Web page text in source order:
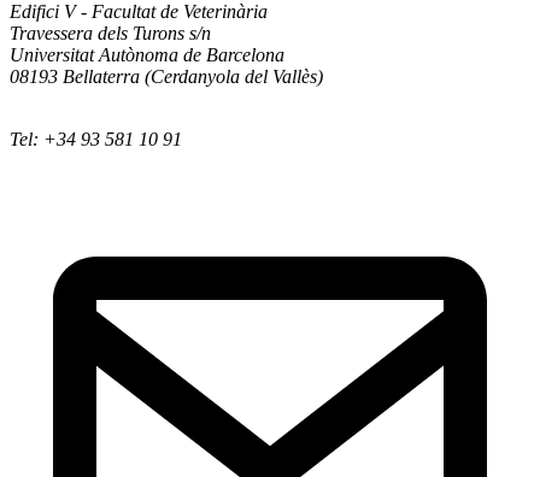
Edifici V - Facultat de Veterinària
Travessera dels Turons s/n
Universitat Autònoma de Barcelona
08193 Bellaterra (Cerdanyola del Vallès)
Tel: +34 93 581 10 91